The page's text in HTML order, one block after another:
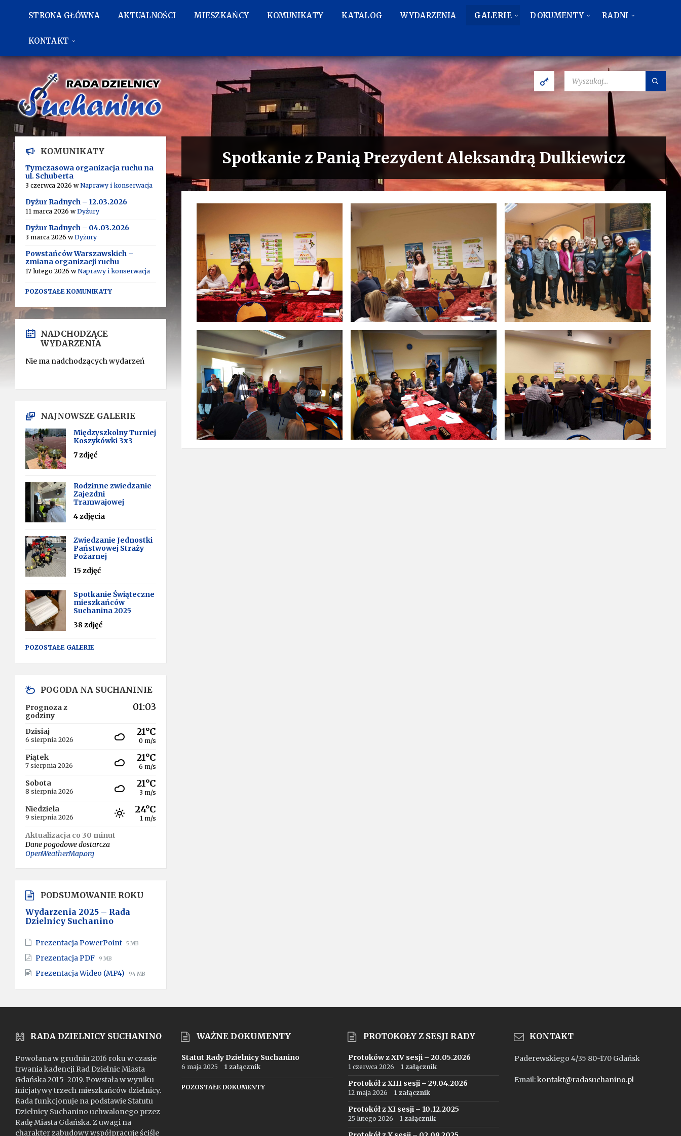
bocznego
STRONA GŁÓWNA AKTUALNOŚCI MIESZKAŃCY KOMUNIKATY KATALOG WYDARZENIA GALERIE DOKUMENTY RADNI
KONTAKT
Spotkanie z Panią Prezydent Aleksandrą Dulkiewicz
KOMUNIKATY
Tymczasowa organizacja ruchu na
ul. Schuberta
3 czerwca 2026 wNaprawy i konserwacja
Dyżur Radnych – 12.03.2026
11 marca 2026 wDyżury
Dyżur Radnych – 04.03.2026
3 marca 2026 wDyżury
Powstańców Warszawskich –
zmiana organizacji ruchu
17 lutego 2026 wNaprawy i konserwacja
POZOSTAŁE KOMUNIKATY
NADCHODZĄCE
WYDARZENIA
Nie ma nadchodzących wydarzeń
NAJNOWSZE GALERIE
Międzyszkolny Turniej
Koszykówki 3x3
7 zdjęć
Rodzinne zwiedzanie
Zajezdni
Tramwajowej
4 zdjęcia
Zwiedzanie Jednostki
Państwowej Straży
Pożarnej
15 zdjęć
Spotkanie Świąteczne
mieszkańców
Suchanina 2025
38 zdjęć
POZOSTAŁE GALERIE
POGODA NA SUCHANINIE
Prognoza z
godziny
01:03
Dzisiaj
6 sierpnia 2026
21°C
0 m/s
Piątek
7 sierpnia 2026
21°C
6 m/s
Sobota
8 sierpnia 2026
21°C
3 m/s
Niedziela
9 sierpnia 2026
24°C
1 m/s
Aktualizacja co 30 minut
Dane pogodowe dostarcza
OpenWeatherMap.org
PODSUMOWANIE ROKU
Wydarzenia 2025 – Rada
Dzielnicy Suchanino
Prezentacja PowerPoint File
File
5 MB
Prezentacja PDF File
pdf
File
9 MB
Prezentacja Wideo (MP4) File
mp4
File
94 MB
RADA DZIELNICY SUCHANINO
Powołana w grudniu 2016 roku w czasie
trwania kadencji Rad Dzielnic Miasta
Gdańska 2015–2019. Powstała w wyniku
inicjatywy trzech mieszkańców dzielnicy.
Rada funkcjonuje na podstawie Statutu
Dzielnicy Suchanino uchwalonego przez
Radę Miasta Gdańska. Z uwagi na
charakter zabudowy współpracuje ściśle
WAŻNE DOKUMENTY
Statut Rady Dzielnicy Suchanino
6 maja 2025 1 załącznik
POZOSTAŁE DOKUMENTY
PROTOKOŁY Z SESJI RADY
Protoków z XIV sesji – 20.05.2026
1 czerwca 2026 1 załącznik
Protokół z XIII sesji – 29.04.2026
12 maja 2026 1 załącznik
Protokół z XI sesji – 10.12.2025
25 lutego 2026 1 załącznik
KONTAKT
Paderewskiego 4/35 80-170 Gdańsk
Email:kontakt@radasuchanino.pl